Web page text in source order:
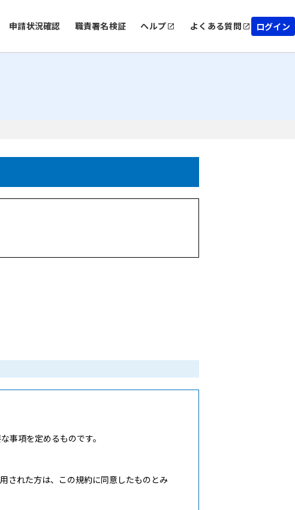
申請状況確認 職責署名検証 ヘルプ よくある質問 ログイン
事項を定めるものです。
された方は、この規約に同意したものとみ